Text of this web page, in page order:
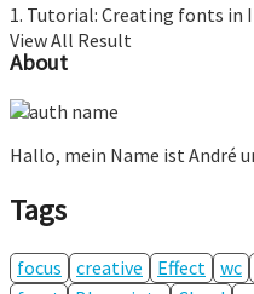
View All Result
1. Tutorial: Creating fonts in
About
Hallo, mein Name ist André
Tags
focus creative Effect wc